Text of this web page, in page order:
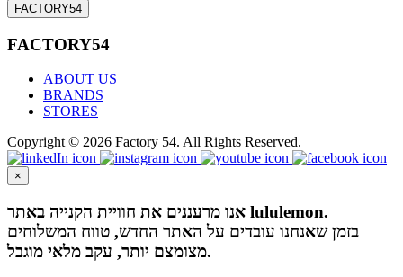
FACTORY54
FACTORY54
ABOUT US
BRANDS
STORES
Copyright © 2026 Factory 54. All Rights Reserved.
×
אנו מרעננים את חוויית הקנייה באתר lululemon.
בזמן שאנחנו עובדים על האתר החדש, טווח המשלוחים
מצומצם יותר, עקב מלאי מוגבל.